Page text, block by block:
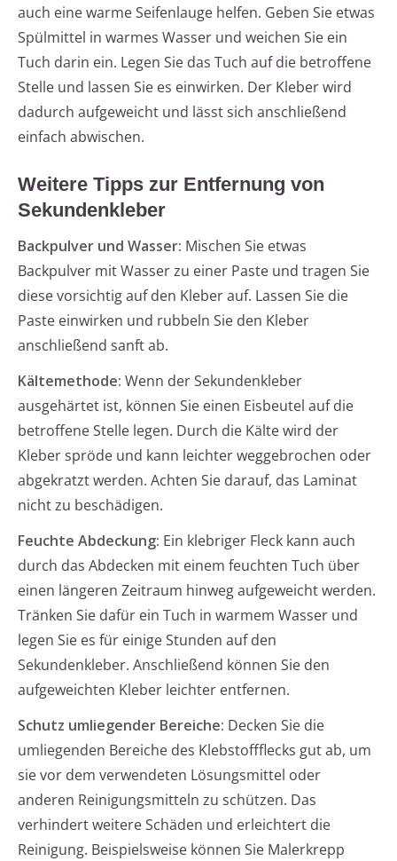
auch eine warme Seifenlauge helfen. Geben Sie etwas
Spülmittel in warmes Wasser und weichen Sie ein
Tuch darin ein. Legen Sie das Tuch auf die betroffene
Stelle und lassen Sie es einwirken. Der Kleber wird
dadurch aufgeweicht und lässt sich anschließend
einfach abwischen.
Weitere Tipps zur Entfernung von
Sekundenkleber
Backpulver und Wasser: Mischen Sie etwas
Backpulver mit Wasser zu einer Paste und tragen Sie
diese vorsichtig auf den Kleber auf. Lassen Sie die
Paste einwirken und rubbeln Sie den Kleber
anschließend sanft ab.
Kältemethode: Wenn der Sekundenkleber
ausgehärtet ist, können Sie einen Eisbeutel auf die
betroffene Stelle legen. Durch die Kälte wird der
Kleber spröde und kann leichter weggebrochen oder
abgekratzt werden. Achten Sie darauf, das Laminat
nicht zu beschädigen.
Feuchte Abdeckung: Ein klebriger Fleck kann auch
durch das Abdecken mit einem feuchten Tuch über
einen längeren Zeitraum hinweg aufgeweicht werden.
Tränken Sie dafür ein Tuch in warmem Wasser und
legen Sie es für einige Stunden auf den
Sekundenkleber. Anschließend können Sie den
aufgeweichten Kleber leichter entfernen.
Schutz umliegender Bereiche: Decken Sie die
umliegenden Bereiche des Klebstoffflecks gut ab, um
sie vor dem verwendeten Lösungsmittel oder
anderen Reinigungsmitteln zu schützen. Das
verhindert weitere Schäden und erleichtert die
Reinigung. Beispielsweise können Sie Malerkrepp